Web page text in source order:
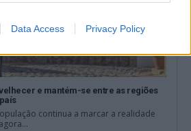
Data Access Privacy Policy
e mantém-se entre as regiões
continua a marcar a realidade